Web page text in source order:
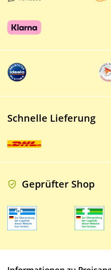
Schnelle Lieferung
Geprüfter Shop